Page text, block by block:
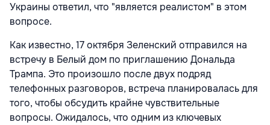
Украины ответил, что "является реалистом" в этом
вопросе.
Как известно, 17 октября Зеленский отправился на
встречу в Белый дом по приглашению Дональда
Трампа. Это произошло после двух подряд
телефонных разговоров, встреча планировалась для
того, чтобы обсудить крайне чувствительные
вопросы. Ожидалось, что одним из ключевых